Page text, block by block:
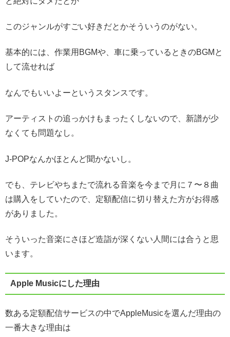
このジャンルがすごい好きだとかそういうのがない。
基本的には、作業用BGMや、車に乗っているときのBGMと
して流せれば
なんでもいいよーというスタンスです。
アーティストの追っかけもまったくしないので、新譜が少
なくても問題なし。
J-POPなんかほとんど聞かないし。
でも、テレビやちまたで流れる音楽を今まで月に７〜８曲
は購入をしていたので、定額配信に切り替えた方がお得感
がありました。
そういった音楽にさほど造詣が深くない人間には合うと思
います。
Apple Musicにした理由
数ある定額配信サービスの中でAppleMusicを選んだ理由の
一番大きな理由は